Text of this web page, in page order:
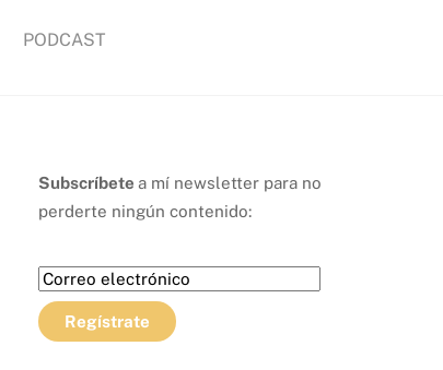
PODCAST
Subscríbete a mí newsletter para no
perderte ningún contenido: